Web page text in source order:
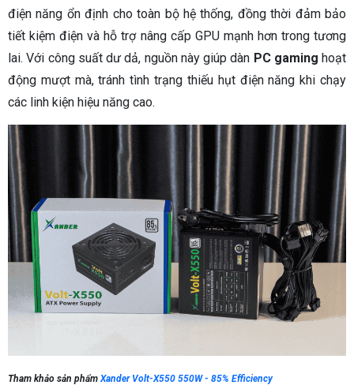
điện năng ổn định cho toàn bộ hệ thống, đồng thời đảm bảo
tiết kiệm điện và hỗ trợ nâng cấp GPU mạnh hơn trong tương
lai. Với công suất dư dả, nguồn này giúp dàn PC gaming hoạt
động mượt mà, tránh tình trạng thiếu hụt điện năng khi chạy
các linh kiện hiệu năng cao.
Tham khảo sản phẩmXander Volt-X550 550W - 85% Efficiency